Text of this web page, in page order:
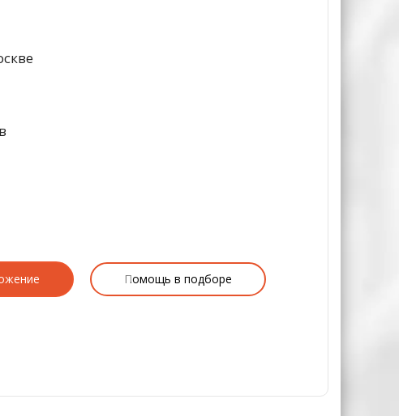
Помощь в подборе